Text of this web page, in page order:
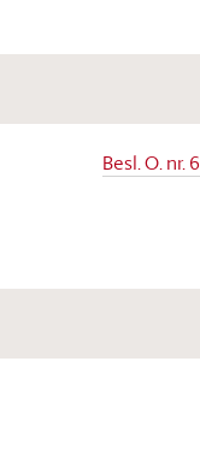
Besl. O. nr.